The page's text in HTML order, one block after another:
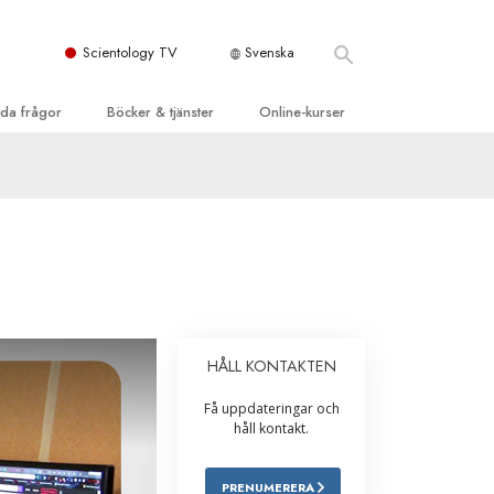
Scientology TV Svenska
frågor Böcker & tjänster
tjänster
Online-kurser
Integritet och ärlighetHÅLL KONTAKTEN
Få uppdateringar och
håll kontakt.
PRENUMERERA